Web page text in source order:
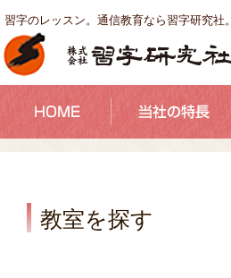
習字のレッスン。通信教育なら習字研究社。
教室を探す